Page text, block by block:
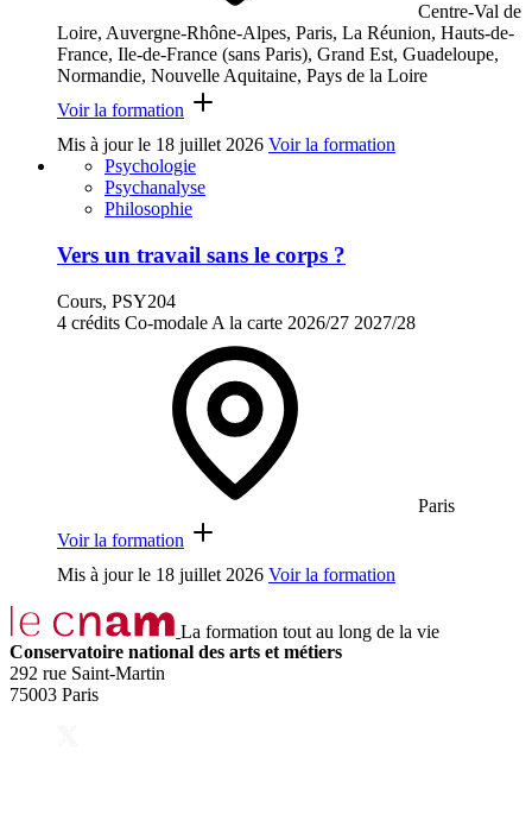
Centre-Val de
Loire, Auvergne-Rhône-Alpes, Paris, La Réunion, Hauts-de-
France, Ile-de-France (sans Paris), Grand Est, Guadeloupe,
Normandie, Nouvelle Aquitaine, Pays de la Loire
Voir la formation
Mis à jour le 18 juillet 2026 Voir la formation
Psychologie
Psychanalyse
Philosophie
Vers un travail sans le corps ?
Cours, PSY204
4 crédits Co-modale A la carte 2026/27 2027/28
Paris
Voir la formation
Mis à jour le 18 juillet 2026 Voir la formation
La formation tout au long de la vie
Conservatoire national des arts et métiers
292 rue Saint-Martin
75003 Paris